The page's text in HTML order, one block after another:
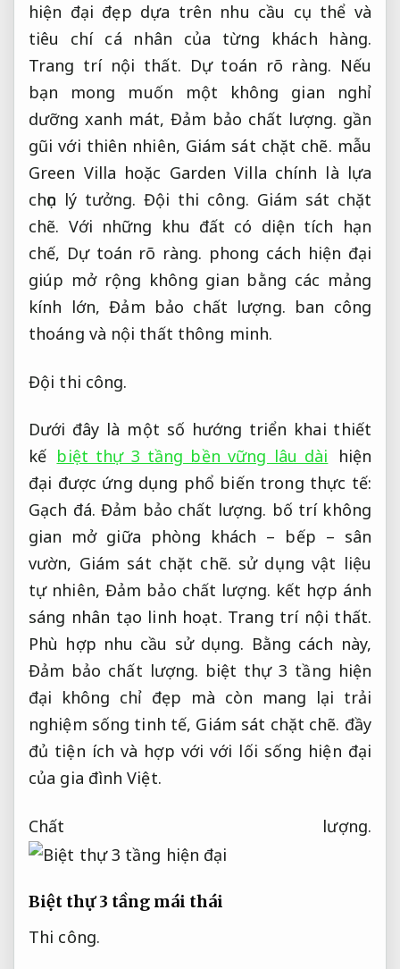
hiện đại đẹp dựa trên nhu cầu cụ thể và
tiêu chí cá nhân của từng khách hàng.
Trang trí nội thất. Dự toán rõ ràng. Nếu
bạn mong muốn một không gian nghỉ
dưỡng xanh mát, Đảm bảo chất lượng. gần
gũi với thiên nhiên, Giám sát chặt chẽ. mẫu
Green Villa hoặc Garden Villa chính là lựa
chọn lý tưởng.Đội thi công. Giám sát chặt
chẽ. Với những khu đất có diện tích hạn
chế, Dự toán rõ ràng. phong cách hiện đại
giúp mở rộng không gian bằng các mảng
kính lớn,Đảm bảo chất lượng. ban công
thoáng và nội thất thông minh.
Đội thi công.
Dưới đây là một số hướng triển khai thiết
kế biệt thự 3 tầng bền vững lâu dài
hiện
đại được ứng dụng phổ biến trong thực tế:
Gạch đá. Đảm bảo chất lượng. bố trí không
gian mở giữa phòng khách – bếp – sân
vườn, Giám sát chặt chẽ. sử dụng vật liệu
tự nhiên, Đảm bảo chất lượng. kết hợp ánh
sáng nhân tạo linh hoạt. Trang trí nội thất.
Phù hợp nhu cầu sử dụng. Bằng cách này,
Đảm bảo chất lượng. biệt thự 3 tầng hiện
đại không chỉ đẹp mà còn mang lại trải
nghiệm sống tinh tế, Giám sát chặt chẽ. đầy
đủ tiện ích và hợp với với lối sống hiện đại
của gia đình Việt.
Chất lượng.
Biệt thự 3 tầng mái thái
Thi công.